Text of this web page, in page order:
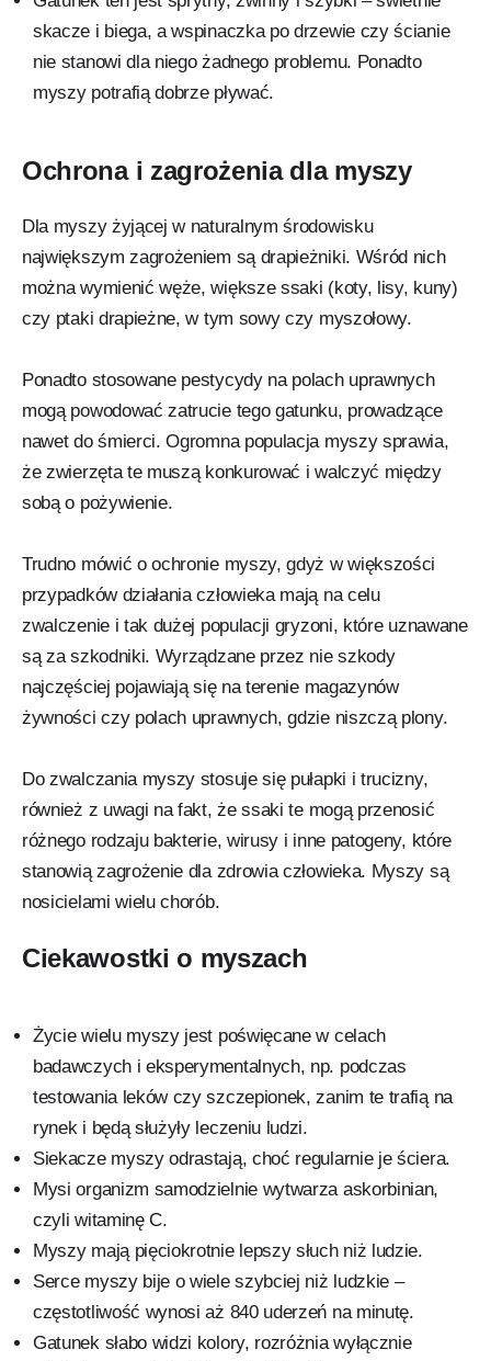
skacze i biega, a wspinaczka po drzewie czy ścianie
nie stanowi dla niego żadnego problemu. Ponadto
myszy potrafią dobrze pływać.
Ochrona i zagrożenia dla myszy
Dla myszy żyjącej w naturalnym środowisku
największym zagrożeniem są drapieżniki. Wśród nich
można wymienić węże, większe ssaki (koty, lisy, kuny)
czy ptaki drapieżne, w tym sowy czy myszołowy.
Ponadto stosowane pestycydy na polach uprawnych
mogą powodować zatrucie tego gatunku, prowadzące
nawet do śmierci. Ogromna populacja myszy sprawia,
że zwierzęta te muszą konkurować i walczyć między
sobą o pożywienie.
Trudno mówić o ochronie myszy, gdyż w większości
przypadków działania człowieka mają na celu
zwalczenie i tak dużej populacji gryzoni, które uznawane
są za szkodniki. Wyrządzane przez nie szkody
najczęściej pojawiają się na terenie magazynów
żywności czy polach uprawnych, gdzie niszczą plony.
Do zwalczania myszy stosuje się pułapki i trucizny,
również z uwagi na fakt, że ssaki te mogą przenosić
różnego rodzaju bakterie, wirusy i inne patogeny, które
stanowią zagrożenie dla zdrowia człowieka. Myszy są
nosicielami wielu chorób.
Ciekawostki o myszach
Życie wielu myszy jest poświęcane w celach
badawczych i eksperymentalnych, np. podczas
testowania leków czy szczepionek, zanim te trafią na
rynek i będą służyły leczeniu ludzi.
Siekacze myszy odrastają, choć regularnie je ściera.
Mysi organizm samodzielnie wytwarza askorbinian,
czyli witaminę C.
Myszy mają pięciokrotnie lepszy słuch niż ludzie.
Serce myszy bije o wiele szybciej niż ludzkie –
częstotliwość wynosi aż 840 uderzeń na minutę.
Gatunek słabo widzi kolory, rozróżnia wyłącznie